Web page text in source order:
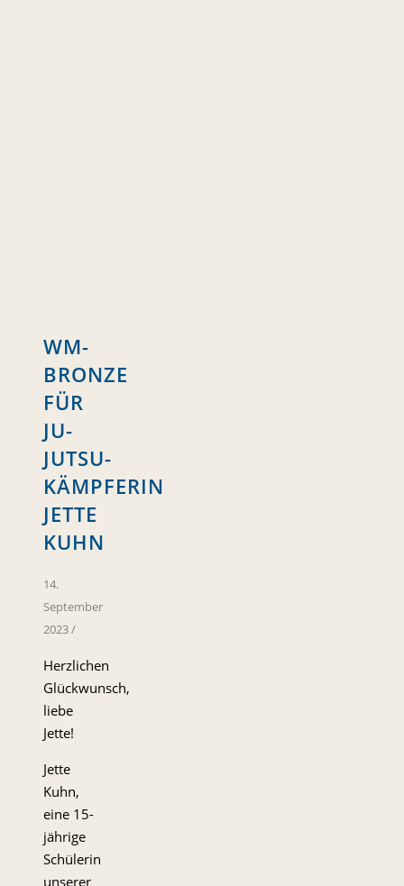
WM-
BRONZE
FÜR
JU-
JUTSU-
KÄMPFERIN
JETTE
KUHN
14.
September
2023/
Herzlichen
Glückwunsch,
liebe
Jette!
Jette
Kuhn,
eine 15-
jährige
Schülerin
unserer